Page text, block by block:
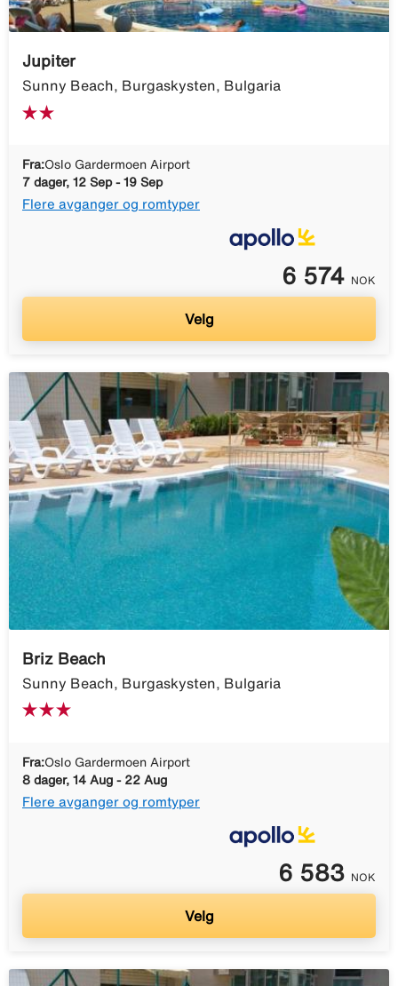
Jupiter
Sunny Beach, Burgaskysten, Bulgaria
Fra:Oslo Gardermoen Airport
7 dager, 12 Sep - 19 Sep
Flere avganger og romtyper
6 574 NOK
Velg
Briz Beach
Sunny Beach, Burgaskysten, Bulgaria
Fra:Oslo Gardermoen Airport
8 dager, 14 Aug - 22 Aug
Flere avganger og romtyper
6 583 NOK
Velg